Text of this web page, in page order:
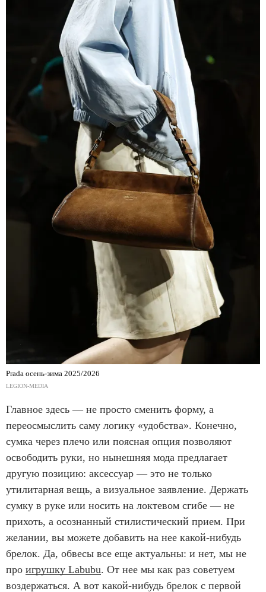
Prada осень-зима 2025/2026
LEGION-MEDIA
Главное здесь — не просто сменить форму, а
переосмыслить саму логику «удобства». Конечно,
сумка через плечо или поясная опция позволяют
освободить руки, но нынешняя мода предлагает
другую позицию: аксессуар — это не только
утилитарная вещь, а визуальное заявление. Держать
сумку в руке или носить на локтевом сгибе — не
прихоть, а осознанный стилистический прием. При
желании, вы можете добавить на нее какой-нибудь
брелок. Да, обвесы все еще актуальны: и нет, мы не
про игрушку Labubu. От нее мы как раз советуем
воздержаться. А вот какой-нибудь брелок с первой